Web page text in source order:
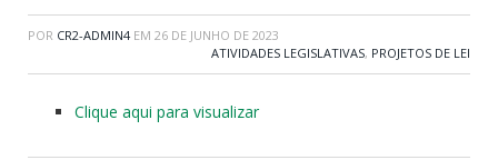
POR CR2-ADMIN4 EM 26 DE JUNHO DE 2023
ATIVIDADES LEGISLATIVAS, PROJETOS DE LEI
Clique aqui para visualizar